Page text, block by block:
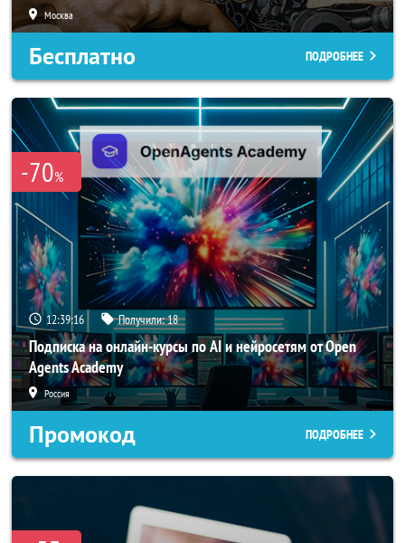
Москва
Бесплатно ПОДРОБНЕЕ
-70%
12:39:16 Получили:18
Подписка на онлайн-курсы по AI и нейросетям от Open
Agents Academy
Россия
Промокод ПОДРОБНЕЕ